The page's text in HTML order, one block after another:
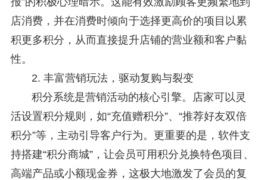
店消费，并在消费时倾向于选择更高价的项目以累
积更多积分，从而直接提升店铺的营业额和客户黏
性。
2. 丰富营销玩法，驱动复购与裂变
积分系统是营销活动的核心引擎。店家可以灵
活设置积分规则，如“充值赠积分”、“推荐好友双倍
积分”等，主动引导客户行为。更重要的是，软件支
持搭建“积分商城”，让会员可用积分兑换特色项目、
高端产品或小额现金券，这极大地激发了会员的复